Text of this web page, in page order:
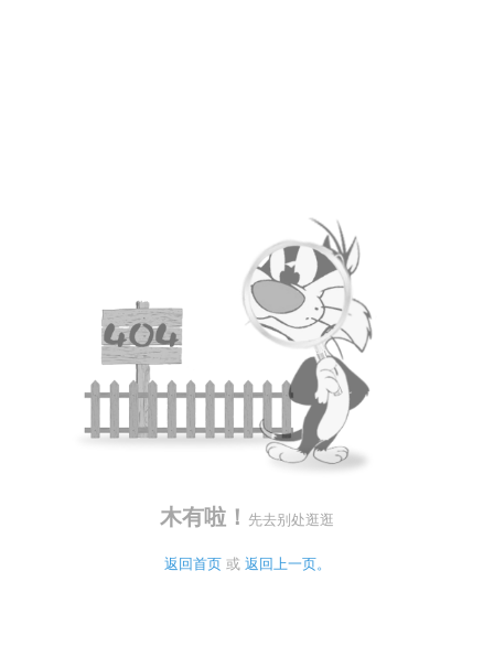
木有啦！ 先去别处逛逛
返回首页 或 返回上一页。